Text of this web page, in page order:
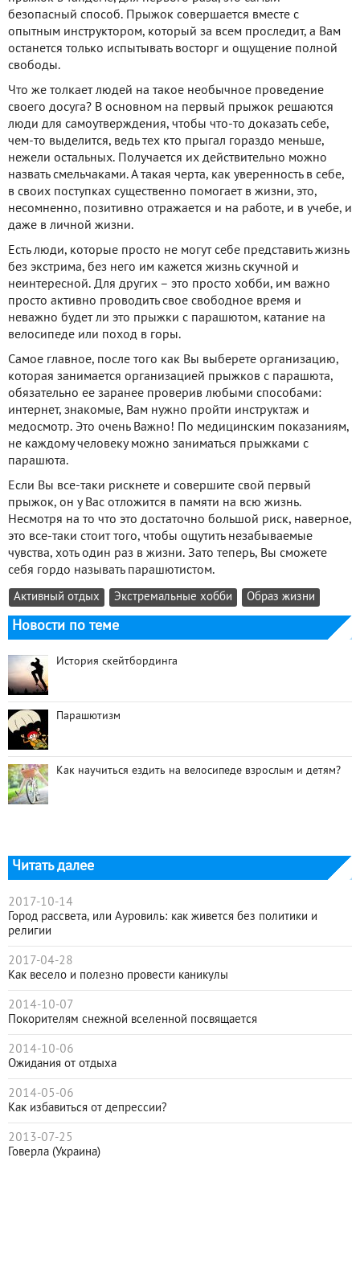
безопасный способ. Прыжок совершается вместе с
опытным инструктором, который за всем проследит, а Вам
останется только испытывать восторг и ощущение полной
свободы.
Что же толкает людей на такое необычное проведение
своего досуга? В основном на первый прыжок решаются
люди для самоутверждения, чтобы что-то доказать себе,
чем-то выделится, ведь тех кто прыгал гораздо меньше,
нежели остальных. Получается их действительно можно
назвать смельчаками. А такая черта, как уверенность в себе,
в своих поступках существенно помогает в жизни, это,
несомненно, позитивно отражается и на работе, и в учебе, и
даже в личной жизни.
Есть люди, которые просто не могут себе представить жизнь
без экстрима, без него им кажется жизнь скучной и
неинтересной. Для других – это просто хобби, им важно
просто активно проводить свое свободное время и
неважно будет ли это прыжки с парашютом, катание на
велосипеде или поход в горы.
Самое главное, после того как Вы выберете организацию,
которая занимается организацией прыжков с парашюта,
обязательно ее заранее проверив любыми способами:
интернет, знакомые, Вам нужно пройти инструктаж и
медосмотр. Это очень Важно! По медицинским показаниям,
не каждому человеку можно заниматься прыжками с
парашюта.
Если Вы все-таки рискнете и совершите свой первый
прыжок, он у Вас отложится в памяти на всю жизнь.
Несмотря на то что это достаточно большой риск, наверное,
это все-таки стоит того, чтобы ощутить незабываемые
чувства, хоть один раз в жизни. Зато теперь, Вы сможете
себя гордо называть парашютистом.
Активный отдых Экстремальные хобби Образ жизни
Новости по теме
История скейтбординга
Парашютизм
Как научиться ездить на велосипеде взрослым и детям?
Читать далее
2017-10-14
Город рассвета, или Ауровиль: как живется без политики и
религии
2017-04-28
Как весело и полезно провести каникулы
2014-10-07
Покорителям снежной вселенной посвящается
2014-10-06
Ожидания от отдыха
2014-05-06
Как избавиться от депрессии?
2013-07-25
Говерла (Украина)